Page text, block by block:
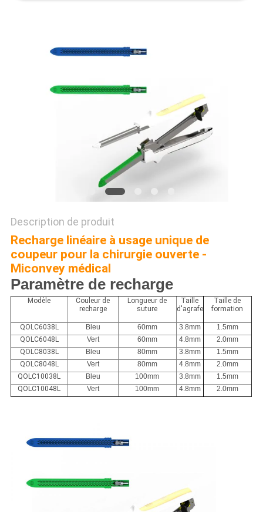
POLICY
Description de produit
Recharge linéaire à usage unique de
coupeur pour la chirurgie ouverte -
Miconvey médical
Paramètre de recharge
Modèle
Couleur de
recharge
Longueur de
suture
Taille
d'agrafe
Taille de
formation
QOLC6038L Bleu 60mm 3.8mm
1.5mm
QOLC6048L
Vert 60mm 4.8mm
2.0mm
QOLC8038L
Bleu 80mm 3.8mm
1.5mm
QOLC8048L
Vert 80mm 4.8mm
2.0mm
QOLC10038L
Bleu 100mm 3.8mm
1.5mm
QOLC10048L
Vert 100mm 4.8mm 2.0mm